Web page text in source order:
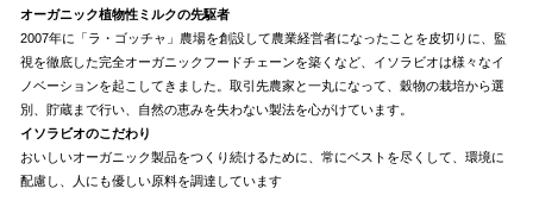
オーガニック植物性ミルクの先駆者
2007年に「ラ・ゴッチャ」農場を創設して農業経営者になったことを皮切りに、監
視を徹底した完全オーガニックフードチェーンを築くなど、イソラビオは様々なイ
ノベーションを起こしてきました。取引先農家と一丸になって、穀物の栽培から選
別、貯蔵まで行い、自然の恵みを失わない製法を心がけています。
イソラビオのこだわり
おいしいオーガニック製品をつくり続けるために、常にベストを尽くして、環境に
配慮し、人にも優しい原料を調達しています